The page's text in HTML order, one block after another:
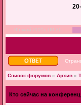
05 май 2025, 00:30
Список форумов » Архив »
Кто сейчас на